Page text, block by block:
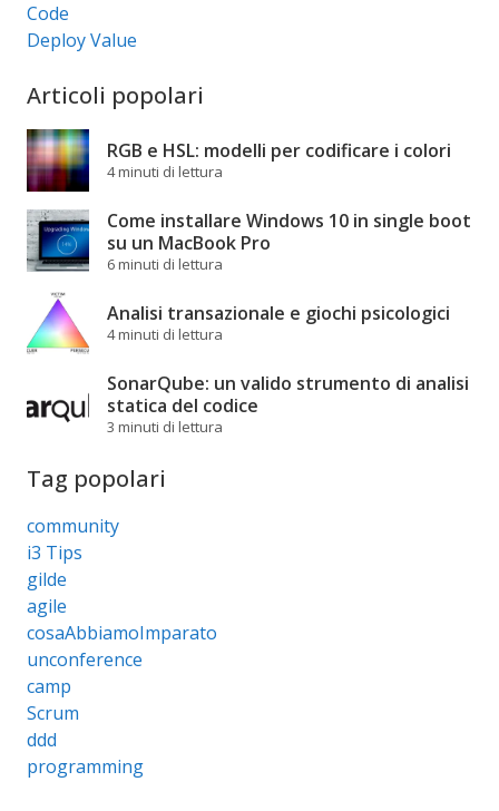
Code
Deploy Value
Articoli popolari
RGB e HSL: modelli per codificare i colori
4 minuti di lettura
Come installare Windows 10 in single boot
su un MacBook Pro
6 minuti di lettura
Analisi transazionale e giochi psicologici
4 minuti di lettura
SonarQube: un valido strumento di analisi
statica del codice
3 minuti di lettura
Tag popolari
community
i3 Tips
gilde
agile
cosaAbbiamoImparato
unconference
camp
Scrum
ddd
programming